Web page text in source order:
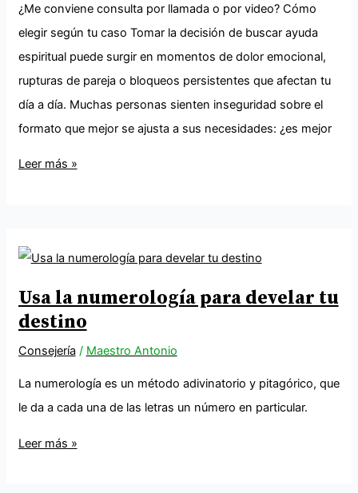
¿Me conviene consulta por llamada o por video? Cómo
elegir según tu caso Tomar la decisión de buscar ayuda
espiritual puede surgir en momentos de dolor emocional,
rupturas de pareja o bloqueos persistentes que afectan tu
día a día. Muchas personas sienten inseguridad sobre el
formato que mejor se ajusta a sus necesidades: ¿es mejor
Leer más »
Usa la numerología para develar tu
destino
Consejería / Maestro Antonio
La numerología es un método adivinatorio y pitagórico, que
le da a cada una de las letras un número en particular.
Leer más »